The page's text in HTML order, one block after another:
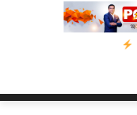
ಬೀರೇನ್